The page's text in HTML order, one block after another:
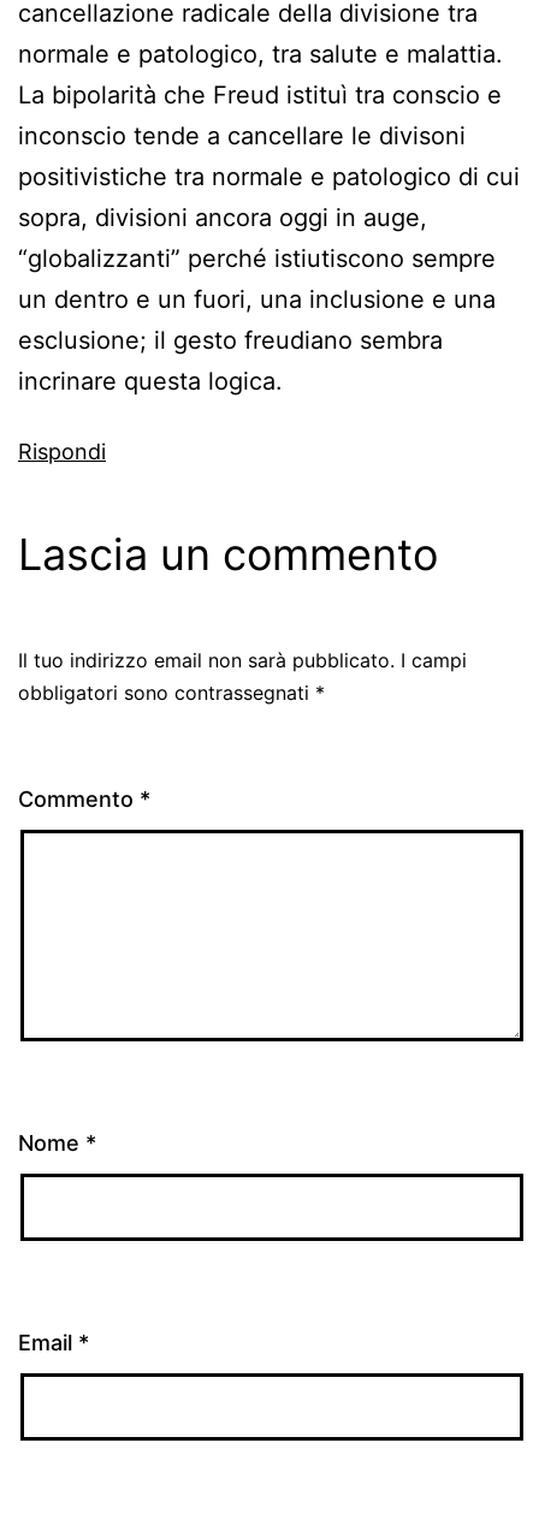
cancellazione radicale della divisione tra
normale e patologico, tra salute e malattia.
La bipolarità che Freud istituì tra conscio e
inconscio tende a cancellare le divisoni
positivistiche tra normale e patologico di cui
sopra, divisioni ancora oggi in auge,
“globalizzanti” perché istiutiscono sempre
un dentro e un fuori, una inclusione e una
esclusione; il gesto freudiano sembra
incrinare questa logica.
Rispondi
Lascia un commento
Il tuo indirizzo email non sarà pubblicato. I campi
obbligatori sono contrassegnati *
Commento *
Nome *
Email *